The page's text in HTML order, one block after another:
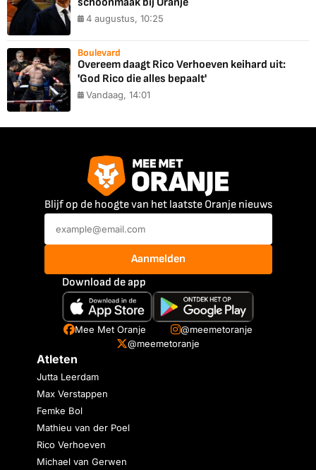
4 augustus, 10:25
Boulevard
Overeem daagt Rico Verhoeven keihard uit:
'God Rico die alles bepaalt'
Vandaag, 14:01
Blijf op de hoogte van het laatste Oranje nieuws
Aanmelden
Download de app
Mee Met Oranje
@meemetoranje
@meemetoranje
Atleten
Jutta Leerdam
Max Verstappen
Femke Bol
Mathieu van der Poel
Rico Verhoeven
Michael van Gerwen